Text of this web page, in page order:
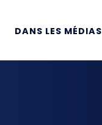
DANS LES MÉDIAS